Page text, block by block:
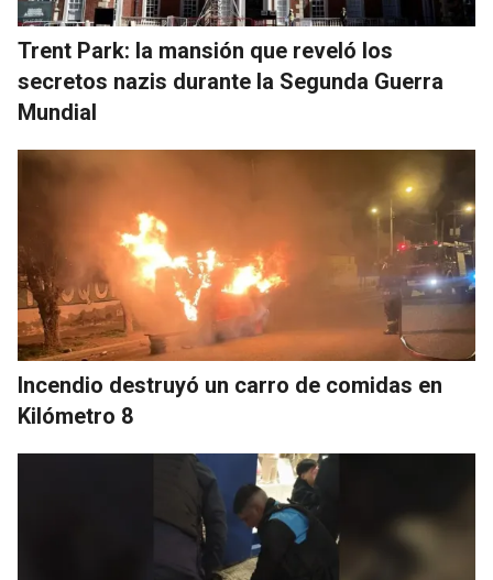
Trent Park: la mansión que reveló los
secretos nazis durante la Segunda Guerra
Mundial
Incendio destruyó un carro de comidas en
Kilómetro 8